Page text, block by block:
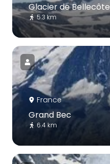
Glacier de Bellecôte
5.3 km
France
Grand Bec
6.4 km